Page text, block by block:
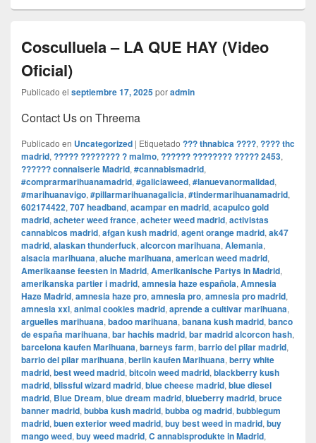
Cosculluela – LA QUE HAY (Video
Oficial)
Publicado el septiembre 17, 2025poradmin
Contact Us on Threema
Publicado en Uncategorized | Etiquetado ??? thnabica ????, ???? thc
madrid, ????? ???????? ? malmo, ?????? ???????? ????? 2453,
?????? connaiserie Madrid, #cannabismadrid,
#comprarmarihuanamadrid, #galiciaweed, #lanuevanormalidad,
#marihuanavigo, #pillarmarihuanagalicia, #tindermarihuanamadrid,
602174422, 707 headband, acampar en madrid, acapulco gold
madrid, acheter weed france, acheter weed madrid, activistas
cannabicos madrid, afgan kush madrid, agent orange madrid, ak47
madrid, alaskan thunderfuck, alcorcon marihuana, Alemania,
alsacia marihuana, aluche marihuana, american weed madrid,
Amerikaanse feesten in Madrid, Amerikanische Partys in Madrid,
amerikanska partier i madrid, amnesia haze española, Amnesia
Haze Madrid, amnesia haze pro, amnesia pro, amnesia pro madrid,
amnesia xxl, animal cookies madrid, aprende a cultivar marihuana,
arguelles marihuana, badoo marihuana, banana kush madrid, banco
de españa marihuana, bar hachis madrid, bar madrid alcorcon hash,
barcelona kaufen Marihuana, barneys farm, barrio del pilar madrid,
barrio del pilar marihuana, berlin kaufen Marihuana, berry white
madrid, best weed madrid, bitcoin weed madrid, blackberry kush
madrid, blissful wizard madrid, blue cheese madrid, blue diesel
madrid, Blue Dream, blue dream madrid, blueberry madrid, bruce
banner madrid, bubba kush madrid, bubba og madrid, bubblegum
madrid, buen exterior weed madrid, buy best weed in madrid, buy
mango weed, buy weed madrid, C annabisprodukte in Madrid,